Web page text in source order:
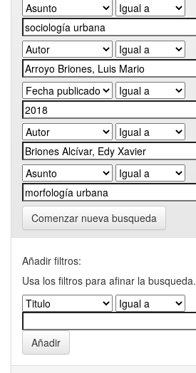
Comenzar nueva busqueda
Añadir filtros:
Usa los filtros para afinar la busqueda.